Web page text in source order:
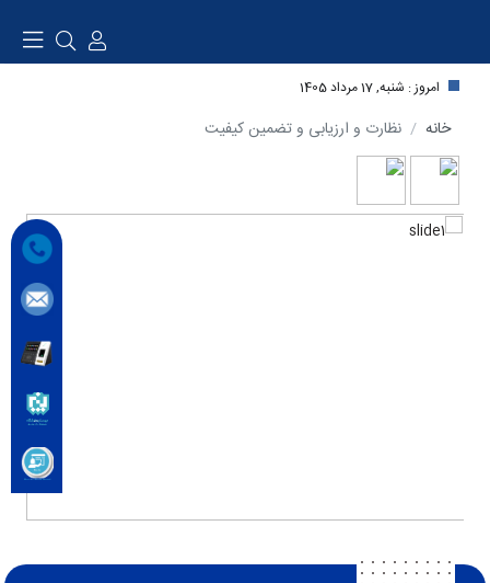
امروز : شنبه, 17 مرداد 1405
خانه نظارت و ارزیابی و تضمین کیفیت